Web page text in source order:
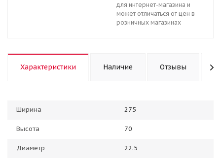
для интернет-магазина и
может отличаться от цен в
розничных магазинах
Характеристики Наличие Отзывы
Ширина 275
Высота 70
Диаметр 22.5